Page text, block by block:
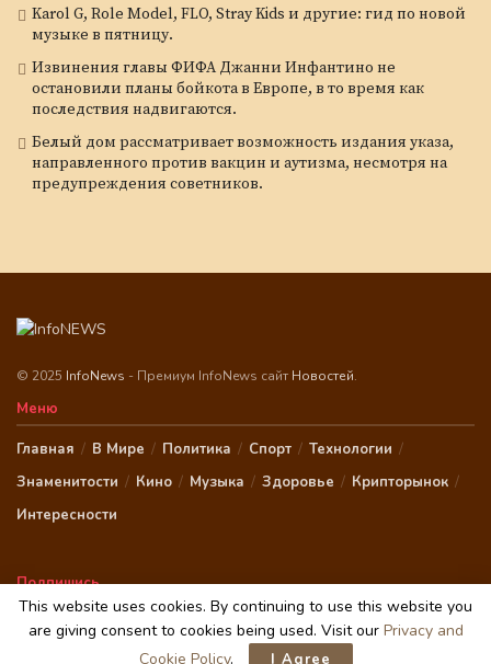
Karol G, Role Model, FLO, Stray Kids и другие: гид по новой
музыке в пятницу.
Извинения главы ФИФА Джанни Инфантино не
остановили планы бойкота в Европе, в то время как
последствия надвигаются.
Белый дом рассматривает возможность издания указа,
направленного против вакцин и аутизма, несмотря на
предупреждения советников.
© 2025 InfoNews - Премиум InfoNews сайт Новостей.
Меню
Главная В Мире Политика Спорт
Технологии
Знаменитости
Кино Музыка Здоровье
Крипторынок
Интересности
Подпишись
This website uses cookies. By continuing to use this website you
are giving consent to cookies being used. Visit our Privacy and
Cookie Policy. I Agree